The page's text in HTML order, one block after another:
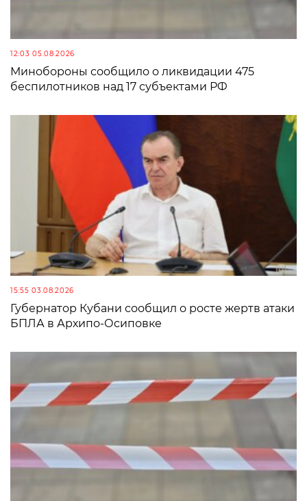
12:03 05.08.2026
Минобороны сообщило о ликвидации 475
беспилотников над 17 субъектами РФ
15:55 03.08.2026
Губернатор Кубани сообщил о росте жертв атаки
БПЛА в Архипо-Осиповке